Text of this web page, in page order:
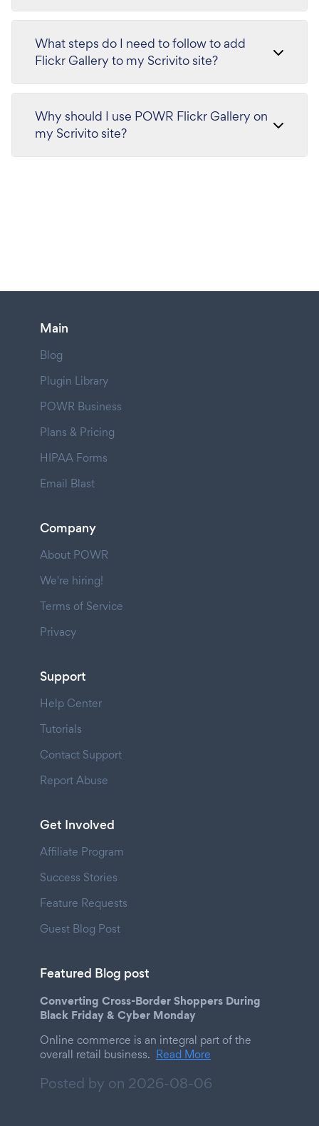
What steps do I need to follow to add
Flickr Gallery to my Scrivito site?
Why should I use POWR Flickr Gallery on
my Scrivito site?
Main
Blog
Plugin Library
POWR Business
Plans & Pricing
HIPAA Forms
Email Blast
Company
About POWR
We're hiring!
Terms of Service
Privacy
Support
Help Center
Tutorials
Contact Support
Report Abuse
Get Involved
Affiliate Program
Success Stories
Feature Requests
Guest Blog Post
Featured Blog post
Converting Cross-Border Shoppers During
Black Friday & Cyber Monday
Online commerce is an integral part of the
overall retail business. Read More
Posted by on 2026-08-06